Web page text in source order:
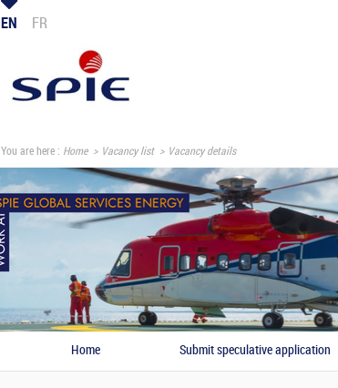
EN FR
You are here : Home Vacancy list Vacancy details
Home Submit speculative application